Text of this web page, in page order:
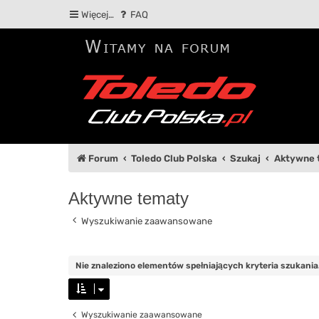
Więcej… FAQ
Forum Toledo Club Polska Szukaj Aktywne
Aktywne tematy
Wyszukiwanie zaawansowane
Nie znaleziono elementów spełniających kryteria
Wyszukiwanie zaawansowane